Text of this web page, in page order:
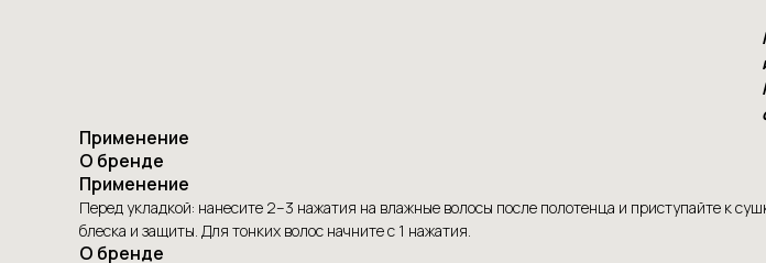
Применение
О бренде
Применение
Перед укладкой: нанесите 2–3 нажатия на влажные волосы после полотенца и приступайте к
блеска и защиты. Для тонких волос начните с 1 нажатия.
О бренде